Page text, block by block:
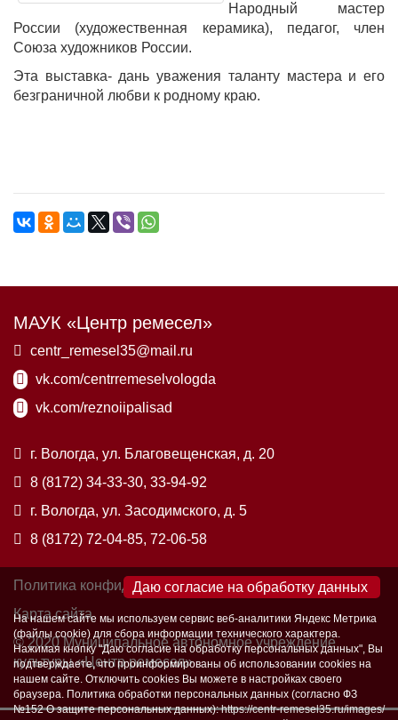
Народный мастер
России (художественная керамика), педагог, член
Союза художников России.
Эта выставка- дань уважения таланту мастера и его
безграничной любви к родному краю.
На нашем сайте мы используем сервис веб-аналитики Яндекс Метрика
(файлы cookie) для сбора информации технического характера.
Нажимая кнопку "Даю согласие на обработку персональных данных", Вы
подтверждаете, что проинформированы об использовании cookies на
нашем сайте. Отключить cookies Вы можете в настройках своего
браузера. Политика обработки персональных данных (согласно ФЗ
№152 О защите персональных данных):https://centr-remesel35.ru/images/
МАУК «Центр ремесел»
centr_remesel35@mail.ru
vk.com/centrremeselvologda
vk.com/reznoiipalisad
г. Вологда, ул. Благовещенская, д. 20
8 (8172) 34-33-30, 33-94-92
г. Вологда, ул. Засодимского, д. 5
8 (8172) 72-04-85, 72-06-58
Политика конфиденциальности
Карта сайта
© 2020 Муниципальное автономное учреждение
культуры «Центр ремесел»